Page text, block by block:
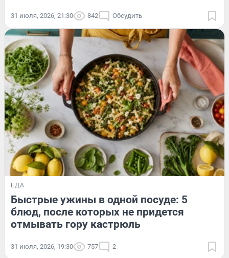
31 июля, 2026, 21:30 842 Обсудить
ЕДА
Быстрые ужины в одной посуде: 5
блюд, после которых не придется
отмывать гору кастрюль
31 июля, 2026, 19:30 757 2